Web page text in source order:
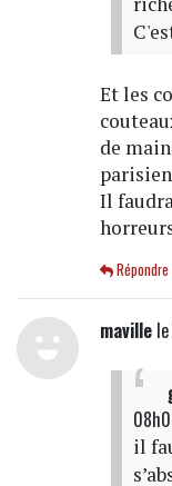
Et les
de
Il
Répondre
mavillele
il